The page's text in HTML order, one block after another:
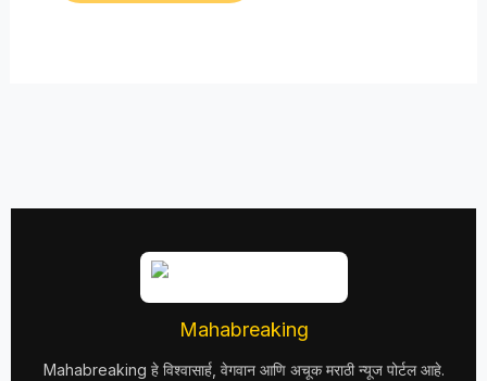
Mahabreaking
Mahabreaking हे विश्वासार्ह, वेगवान आणि अचूक मराठी न्यूज पोर्टल आहे.